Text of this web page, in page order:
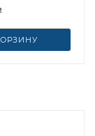
(Испания)